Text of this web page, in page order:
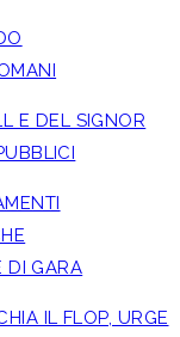
E DEL SIGNOR
DI GARA
IL FLOP, URGE